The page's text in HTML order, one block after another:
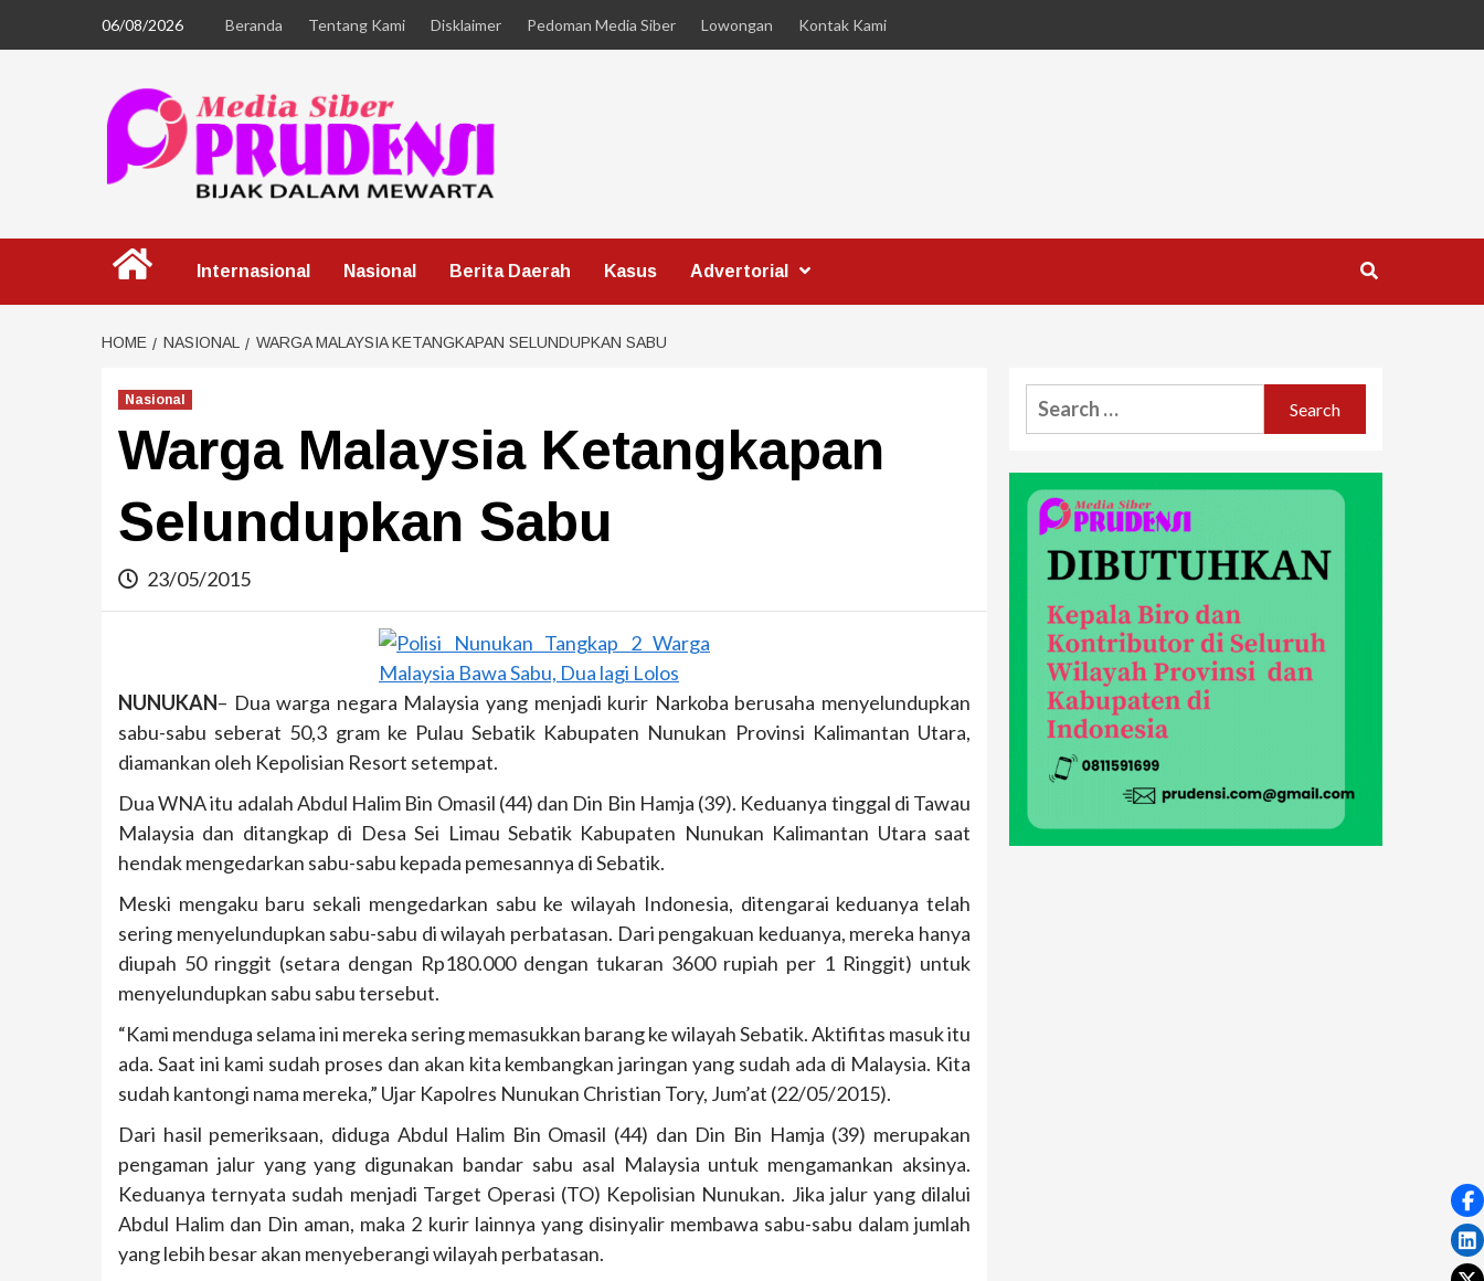
06/08/2026 Beranda Tentang Kami Disklaimer Pedoman Media Siber Lowongan Kontak Kami
Internasional Nasional Berita Daerah Kasus Advertorial
HOME NASIONAL WARGA MALAYSIA KETANGKAPAN SELUNDUPKAN SABU
Nasional
Warga Malaysia Ketangkapan
Selundupkan Sabu
23/05/2015
NUNUKAN– Dua warga negara Malaysia yang menjadi kurir Narkoba berusaha menyelundupkan
sabu-sabu seberat 50,3 gram ke Pulau Sebatik Kabupaten Nunukan Provinsi Kalimantan Utara,
diamankan oleh Kepolisian Resort setempat.
Dua WNA itu adalah Abdul Halim Bin Omasil (44) dan Din Bin Hamja (39). Keduanya tinggal di Tawau
Malaysia dan ditangkap di Desa Sei Limau Sebatik Kabupaten Nunukan Kalimantan Utara saat
hendak mengedarkan sabu-sabu kepada pemesannya di Sebatik.
Meski mengaku baru sekali mengedarkan sabu ke wilayah Indonesia, ditengarai keduanya telah
sering menyelundupkan sabu-sabu di wilayah perbatasan. Dari pengakuan keduanya, mereka hanya
diupah 50 ringgit (setara dengan Rp180.000 dengan tukaran 3600 rupiah per 1 Ringgit) untuk
menyelundupkan sabu sabu tersebut.
“Kami menduga selama ini mereka sering memasukkan barang ke wilayah Sebatik. Aktifitas masuk itu
ada. Saat ini kami sudah proses dan akan kita kembangkan jaringan yang sudah ada di Malaysia. Kita
sudah kantongi nama mereka,” Ujar Kapolres Nunukan Christian Tory, Jum’at (22/05/2015).
Dari hasil pemeriksaan, diduga Abdul Halim Bin Omasil (44) dan Din Bin Hamja (39) merupakan
pengaman jalur yang yang digunakan bandar sabu asal Malaysia untuk mengamankan aksinya.
Keduanya ternyata sudah menjadi Target Operasi (TO) Kepolisian Nunukan. Jika jalur yang dilalui
Abdul Halim dan Din aman, maka 2 kurir lainnya yang disinyalir membawa sabu-sabu dalam jumlah
yang lebih besar akan menyeberangi wilayah perbatasan.